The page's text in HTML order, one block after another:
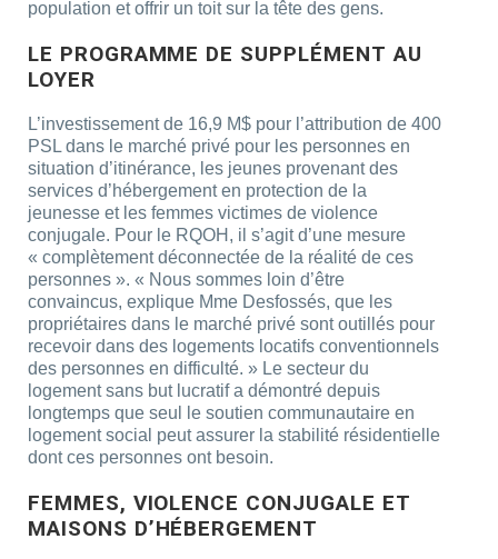
population et offrir un toit sur la tête des gens.
LE PROGRAMME DE SUPPLÉMENT AU
LOYER
L’investissement de 16,9 M$ pour l’attribution de 400
PSL dans le marché privé pour les personnes en
situation d’itinérance, les jeunes provenant des
services d’hébergement en protection de la
jeunesse et les femmes victimes de violence
conjugale. Pour le RQOH, il s’agit d’une mesure
« complètement déconnectée de la réalité de ces
personnes ». « Nous sommes loin d’être
convaincus, explique Mme Desfossés, que les
propriétaires dans le marché privé sont outillés pour
recevoir dans des logements locatifs conventionnels
des personnes en difficulté. » Le secteur du
logement sans but lucratif a démontré depuis
longtemps que seul le soutien communautaire en
logement social peut assurer la stabilité résidentielle
dont ces personnes ont besoin.
FEMMES, VIOLENCE CONJUGALE ET
MAISONS D’HÉBERGEMENT